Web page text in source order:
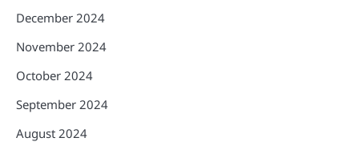
December 2024
November 2024
October 2024
September 2024
August 2024